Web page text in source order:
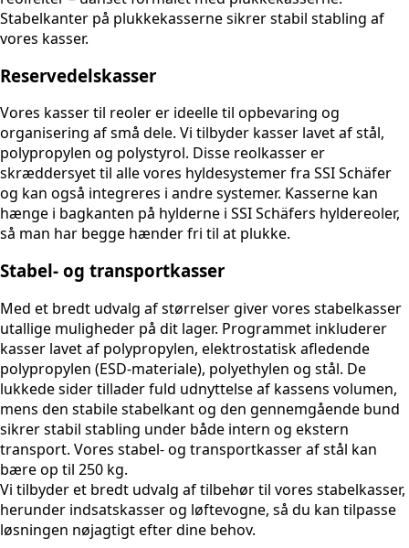
Stabelkanter på plukkekasserne sikrer stabil stabling af
vores kasser.
Reservedelskasser
Vores kasser til reoler er ideelle til opbevaring og
organisering af små dele. Vi tilbyder kasser lavet af stål,
polypropylen og polystyrol. Disse reolkasser er
skræddersyet til alle vores hyldesystemer fra SSI Schäfer
og kan også integreres i andre systemer. Kasserne kan
hænge i bagkanten på hylderne i SSI Schäfers hyldereoler,
så man har begge hænder fri til at plukke.
Stabel- og transportkasser
Med et bredt udvalg af størrelser giver vores stabelkasser
utallige muligheder på dit lager. Programmet inkluderer
kasser lavet af polypropylen, elektrostatisk afledende
polypropylen (ESD-materiale), polyethylen og stål. De
lukkede sider tillader fuld udnyttelse af kassens volumen,
mens den stabile stabelkant og den gennemgående bund
sikrer stabil stabling under både intern og ekstern
transport. Vores stabel- og transportkasser af stål kan
bære op til 250 kg.
Vi tilbyder et bredt udvalg af tilbehør til vores stabelkasser,
herunder indsatskasser og løftevogne, så du kan tilpasse
løsningen nøjagtigt efter dine behov.